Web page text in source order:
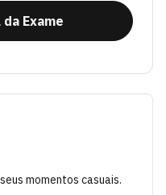
Exame
momentos casuais.